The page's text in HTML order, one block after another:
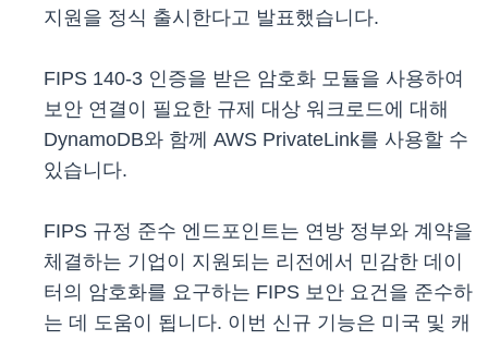
지원을 정식 출시한다고 발표했습니다.
FIPS 140-3 인증을 받은 암호화 모듈을 사용하여
보안 연결이 필요한 규제 대상 워크로드에 대해
DynamoDB와 함께 AWS PrivateLink를 사용할 수
있습니다.
FIPS 규정 준수 엔드포인트는 연방 정부와 계약을
체결하는 기업이 지원되는 리전에서 민감한 데이
터의 암호화를 요구하는 FIPS 보안 요건을 준수하
는 데 도움이 됩니다. 이번 신규 기능은 미국 및 캐